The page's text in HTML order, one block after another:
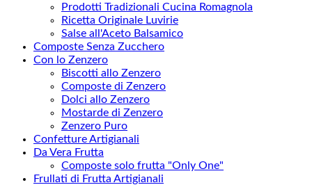
Prodotti Tradizionali Cucina Romagnola
Ricetta Originale Luvirie
Salse all'Aceto Balsamico
Composte Senza Zucchero
Con lo Zenzero
Biscotti allo Zenzero
Composte di Zenzero
Dolci allo Zenzero
Mostarde di Zenzero
Zenzero Puro
Confetture Artigianali
Da Vera Frutta
Composte solo frutta "Only One"
Frullati di Frutta Artigianali